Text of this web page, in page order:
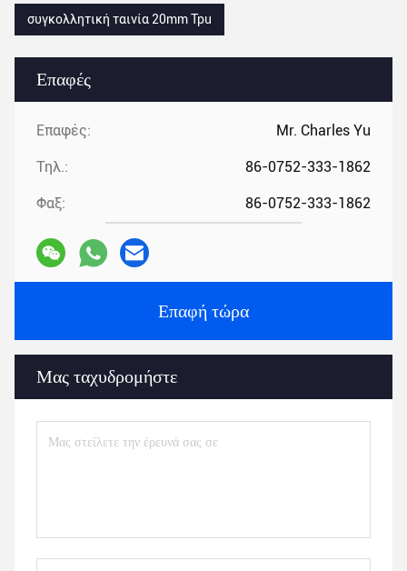
Επαφές
Επαφές: Mr. Charles Yu
Τηλ.: 86-0752-333-1862
Φαξ: 86-0752-333-1862
Επαφή τώρα
Μας ταχυδρομήστε
συγκολλητική ταινία 20mm Tpu